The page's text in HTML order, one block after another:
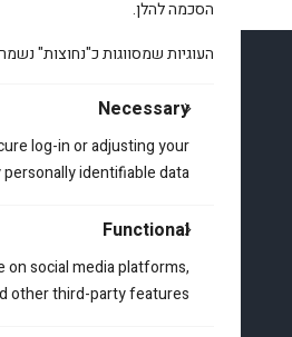
הסכמה להלן.
העוגיות שמסווגות כ"נחוצות"
Necessary
log-in or adjusting your
identifiable data.
Functional
social media platforms,
other third-party features.